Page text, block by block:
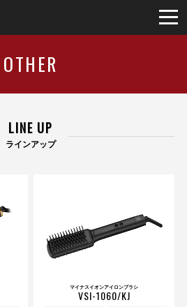
OTHER
LINE UP
ラインアップ
マイナスイオンアイロンブラシ
VSI-1060/KJ